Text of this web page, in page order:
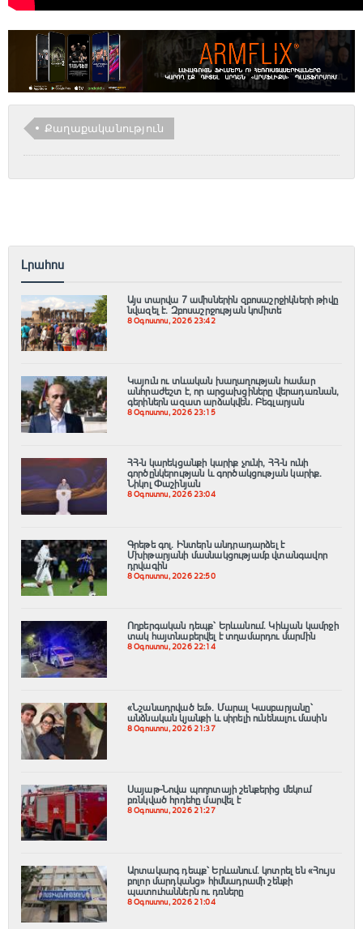
Քաղաքականություն
Լրահոս
Այս տարվա 7 ամիսներին զբոսաշրջիկների թիվը
նվազել է. Զբոսաշրջության կոմիտե
8 Օգոստոս, 2026 23:42
Կայուն ու տևական խաղաղության համար
անհրաժեշտ է, որ արցախցիները վերադառնան,
գերիներն ազատ արձակվեն․ Բեգլարյան
8 Օգոստոս, 2026 23:15
ՀՀ-ն կարեկցանքի կարիք չունի, ՀՀ-ն ունի
գործընկերության և գործակցության կարիք․
Նիկոլ Փաշինյան
8 Օգոստոս, 2026 23:04
Գրեթե գոլ. Ինտերն անդրադարձել է
Մխիթարյանի մասնակցությամբ վտանգավոր
դրվագին
8 Օգոստոս, 2026 22:50
Ողբերգական դեպք՝ Երևանում․ Կիևյան կամրջի
տակ հայտնաբերվել է տղամարդու մարմին
8 Օգոստոս, 2026 22:14
«Նշանադրված եմ». Մարալ Կասբարյանը՝
անձնական կյանքի և սիրելի ունենալու մասին
8 Օգոստոս, 2026 21:37
Սայաթ-Նովա պողոտայի շենքերից մեկում
բռնկված հրդեհը մարվել է
8 Օգոստոս, 2026 21:27
Արտակարգ դեպք՝ Երևանում․ կոտրել են «Հույս
բոլոր մարդկանց» հիմնադրամի շենքի
պատուհաններն ու դռները
8 Օգոստոս, 2026 21:04